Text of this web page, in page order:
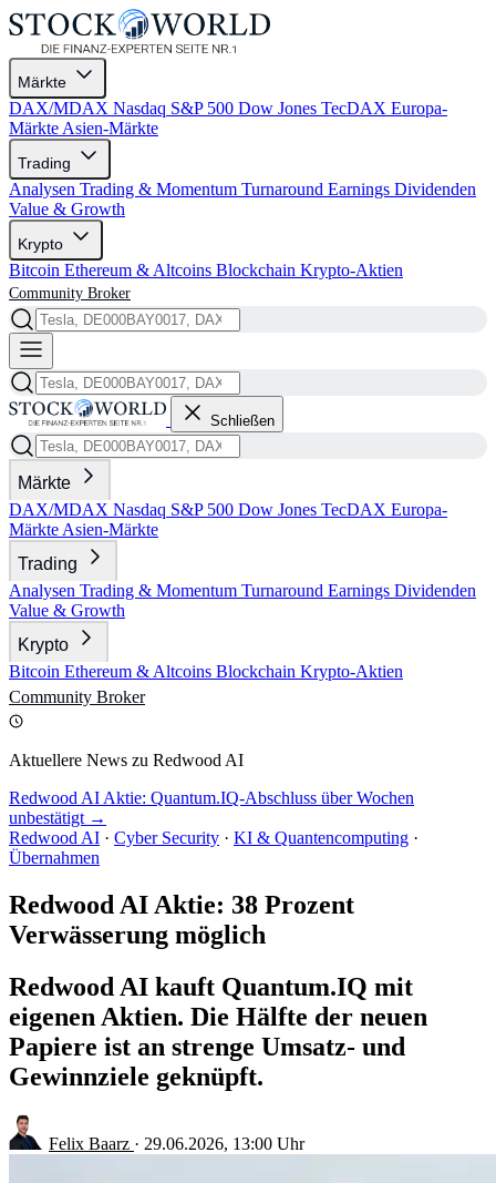
Märkte
DAX/MDAX Nasdaq S&P 500 Dow Jones TecDAX Europa-
Märkte Asien-Märkte
Trading
Analysen Trading & Momentum Turnaround Earnings Dividenden
Value & Growth
Krypto
Bitcoin Ethereum & Altcoins Blockchain Krypto-Aktien
Community Broker
Schließen
Märkte
DAX/MDAX Nasdaq S&P 500 Dow Jones TecDAX Europa-
Märkte Asien-Märkte
Trading
Analysen Trading & Momentum Turnaround Earnings Dividenden
Value & Growth
Krypto
Bitcoin Ethereum & Altcoins Blockchain Krypto-Aktien
Community Broker
Aktuellere News zu Redwood AI
Redwood AI Aktie: Quantum.IQ-Abschluss über Wochen
unbestätigt →
Redwood AI · Cyber Security · KI & Quantencomputing ·
Übernahmen
Redwood AI Aktie: 38 Prozent
Verwässerung möglich
Redwood AI kauft Quantum.IQ mit
eigenen Aktien. Die Hälfte der neuen
Papiere ist an strenge Umsatz- und
Gewinnziele geknüpft.
Felix Baarz · 29.06.2026, 13:00 Uhr